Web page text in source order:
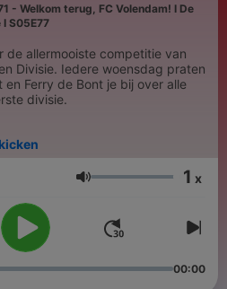
- Welkom terug, FC Volendam! I De
S05E77
de allermooiste competitie van
Divisie. Iedere woensdag praten
en Ferry de Bont je bij over alle
divisie.
Volumen 1 x
00:00